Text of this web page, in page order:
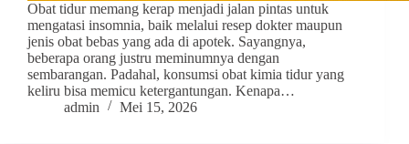
Obat tidur memang kerap menjadi jalan pintas untuk
mengatasi insomnia, baik melalui resep dokter maupun
jenis obat bebas yang ada di apotek. Sayangnya,
beberapa orang justru meminumnya dengan
sembarangan. Padahal, konsumsi obat kimia tidur yang
keliru bisa memicu ketergantungan. Kenapa…
admin
Mei 15, 2026